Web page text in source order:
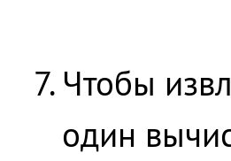
Чтобы
один